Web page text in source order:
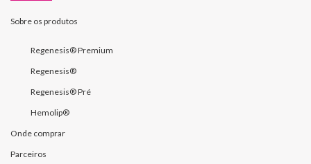
Sobre os produtos
Regenesis® Premium
Regenesis®
Regenesis® Pré
Hemolip®
Onde comprar
Parceiros